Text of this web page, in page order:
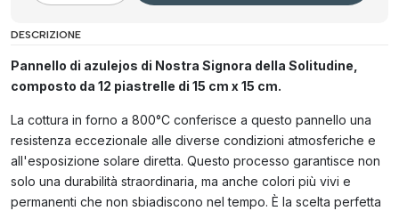
DESCRIZIONE
Pannello di azulejos di Nostra Signora della Solitudine,
composto da 12 piastrelle di 15 cm x 15 cm.
La cottura in forno a 800°C conferisce a questo pannello una
resistenza eccezionale alle diverse condizioni atmosferiche e
all'esposizione solare diretta. Questo processo garantisce non
solo una durabilità straordinaria, ma anche colori più vivi e
permanenti che non sbiadiscono nel tempo. È la scelta perfetta